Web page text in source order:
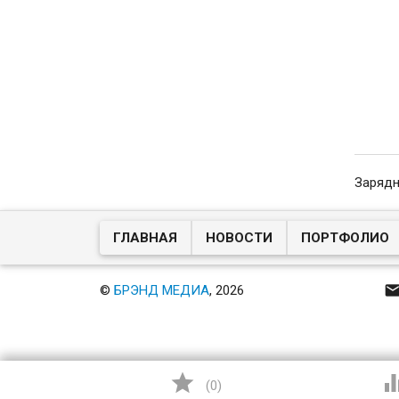
ГЛАВНАЯ НОВОСТИ ПОРТФОЛИО
©БРЭНД МЕДИА, 2026
 (0)